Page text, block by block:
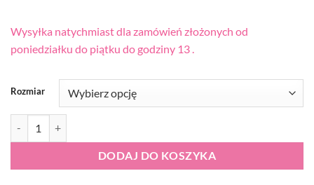
od
92,90 zł
105,90 zł
Wysyłka natychmiast dla zamówień złożonych od
poniedziałku do piątku do godziny 13 .
Rozmiar
DODAJ DO KOSZYKA